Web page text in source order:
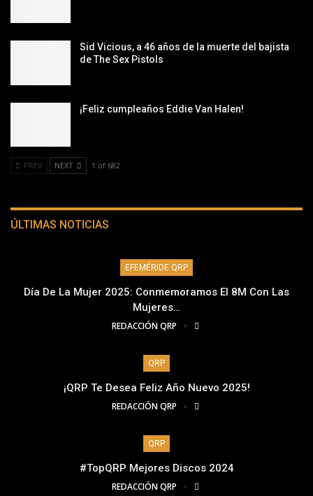
Sid Vicious, a 46 años de la muerte del bajista
de The Sex Pistols
¡Feliz cumpleaños Eddie Van Halen!
PREV NEXT 1 of 682
ÚLTIMAS NOTICIAS
EFEMÉRIDE QRP
Día De La Mujer 2025: Conmemoramos El 8M Con Las
Mujeres…
REDACCIÓN QRP
QRP
¡QRP Te Desea Feliz Año Nuevo 2025!
REDACCIÓN QRP
QRP
#TopQRP Mejores Discos 2024
REDACCIÓN QRP